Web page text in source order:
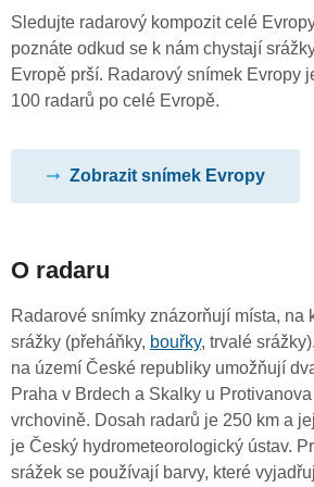
Sledujte radarový kompozit celé
poznáte odkud se k nám chystají
Evropě prší. Radarový snímek Evropy
100 radarů po celé Evropě.
Zobrazit snímek Evropy
O radaru
Radarové snímky znázorňují místa, na
srážky (přeháňky, bouřky, trvalé
na území České republiky umožňují
Praha v Brdech a Skalky u
vrchovině. Dosah radarů je 250 km a
je Český hydrometeorologický ústav.
srážek se používají barvy, které